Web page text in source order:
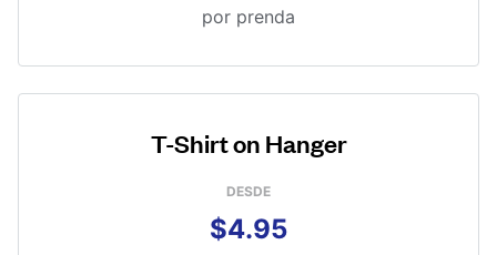
por prenda
T-Shirt on Hanger
DESDE
$4.95